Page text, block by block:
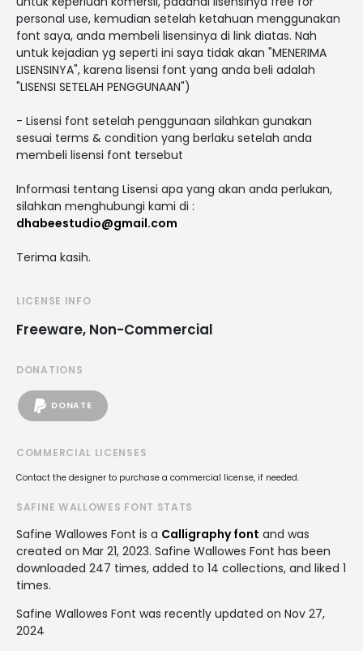
personal use, kemudian setelah ketahuan menggunakan
font saya, anda membeli lisensinya di link diatas. Nah
untuk kejadian yg seperti ini saya tidak akan "MENERIMA
LISENSINYA", karena lisensi font yang anda beli adalah
"LISENSI SETELAH PENGGUNAAN")
- Lisensi font setelah penggunaan silahkan gunakan
sesuai terms & condition yang berlaku setelah anda
membeli lisensi font tersebut
Informasi tentang Lisensi apa yang akan anda perlukan,
silahkan menghubungi kami di :
dhabeestudio@gmail.com
Terima kasih.
LICENSE INFO
Freeware, Non-Commercial
DONATIONS
DONATE
COMMERCIAL LICENSES
Contact the designer to purchase a commercial license, if needed.
SAFINE WALLOWES FONT STATS
Safine Wallowes Font is a Calligraphy font and was
created on Mar 21, 2023. Safine Wallowes Font has been
downloaded 247 times, added to 14 collections, and liked 1
times.
Safine Wallowes Font was recently updated on Nov 27,
2024